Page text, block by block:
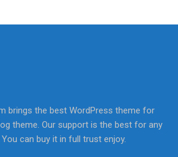
brings the best WordPress theme for
theme. Our support is the best for any
can buy it in full trust enjoy.